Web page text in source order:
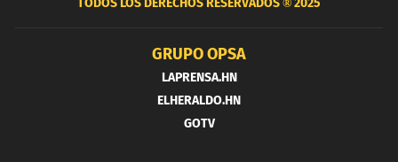
TODOS LOS DERECHOS RESERVADOS ®2025
GRUPO OPSA
LAPRENSA.HN
ELHERALDO.HN
GOTV